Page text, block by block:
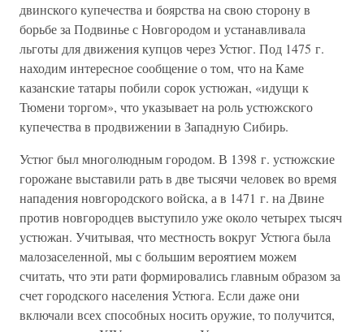
двинского купечества и боярства на свою сторону в
борьбе за Подвинье с Новгородом и устанавливала
льготы для движения купцов через Устюг. Под 1475 г.
находим интересное сообщение о том, что на Каме
казанские татары побили сорок устюжан, «идущи к
Тюмени торгом», что указывает на роль устюжского
купечества в продвижении в Западную Сибирь.
Устюг был многолюдным городом. В 1398 г. устюжские
горожане выставили рать в две тысячи человек во время
нападения новгородского войска, а в 1471 г. на Двине
против новгородцев выступило уже около четырех тысяч
устюжан. Учитывая, что местность вокруг Устюга была
малозаселенной, мы с большим вероятием можем
считать, что эти рати формировались главным образом за
счет городского населения Устюга. Если даже они
включали всех способных носить оружие, то получится,